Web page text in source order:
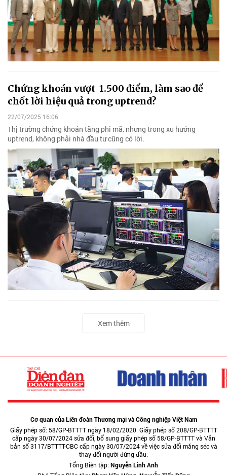
Chứng khoán vượt 1.500 điểm, làm sao để
chốt lời hiệu quả trong uptrend?
22/07/2025 16:06
Thị trường chứng khoán tăng phi mã, nhưng trong xu hướng
uptrend, không phải nhà đầu tư cũng có lời.
Xem thêm
Cơ quan của Liên đoàn Thương mại và Công nghiệp Việt Nam
Giấy phép số: 58/GP-BTTTT ngày 18/02/2020. Giấy phép số 208/GP-BTTTT
cấp ngày 30/07/2024 sửa đổi, bổ sung giấy phép số 58/GP-BTTTT và Văn
bản số 3117/BTTTT-CBC cấp ngày 30/07/2024 về việc sửa đổi măng séc và
thay đổi người đứng đầu.
Tổng Biên tập:Nguyễn Linh Anh